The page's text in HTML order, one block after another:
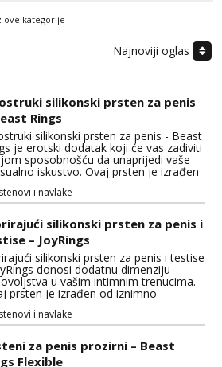
poziv!
677 - Kod: #72
mob:1,12€ min
ove kategorije
Najnoviji oglas
silikonski prsten za penis
Rings
silikonski prsten za penis - Beast
je erotski dodatak koji će vas zadiviti
sposobnošću da unaprijedi vaše
iskustvo. Ovaj prsten je izrađen
dizajn koji čini njegovu
jedinstvenom. Što ovaj
čini posebnim je njegov dvostruki
dizajn. Jedan dio prstena vrši pritisak
penisa, dok drugi ...
i navlake
silikonski prsten za penis i
– JoyRings
silikonski prsten za penis i testise
donosi dodatnu dimenziju
u vašim intimnim trenucima.
prsten je izrađen od iznimno
za nošenje i prilagodljivim svim
Ono što ovaj prsten izdvaja je
mini vibrator koji se nalazi na vrhu
Ovaj vibrator pruža dodatne
i navlake
za penis prozirni – Beast
Flexible